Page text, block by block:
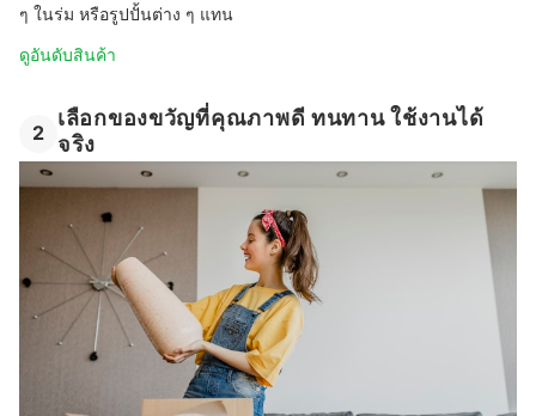
ๆ ในร่ม หรือรูปปั้นต่าง ๆ แทน
ดูอันดับสินค้า
2
เลือกของขวัญที่คุณภาพดี ทนทาน ใช้งานได้
จริง